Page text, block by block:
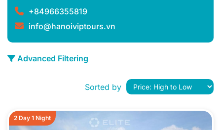
+84966355819
info@hanoiviptours.vn
Advanced Filtering
Sorted by
2 Day 1 Night